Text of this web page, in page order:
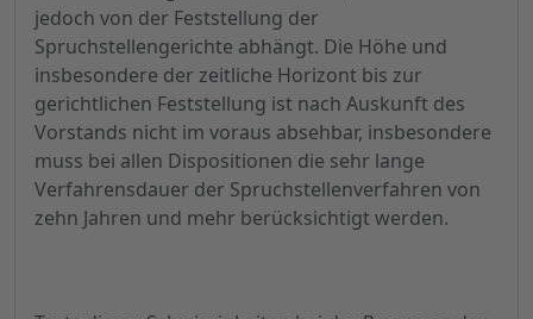
jedoch von der Feststellung der
Spruchstellengerichte abhängt. Die Höhe und
insbesondere der zeitliche Horizont bis zur
gerichtlichen Feststellung ist nach Auskunft des
Vorstands nicht im voraus absehbar, insbesondere
muss bei allen Dispositionen die sehr lange
Verfahrensdauer der Spruchstellenverfahren von
zehn Jahren und mehr berücksichtigt werden.